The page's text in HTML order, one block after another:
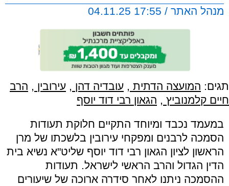
מנהל האתר / 17:55 04.11.25
תגים: המועצה הדתית , עובדיה דהן , עירובין , הרב
חיים קלמנוביץ , הגאון רבי דוד יוסף
במעמד נכבד ומיוחד התקיים חלוקת תעודות
הסמכה לרבנים ומפקחי עירובין בלשכתו של מרן
הראשון לציון הגאון רבי דוד יוסף שליט"א נשיא בית
הדין הגדול והרב הראשי לישראל. תעודות
ההסמכה ניתנו לאחר סידרה ארוכה של שיעורים